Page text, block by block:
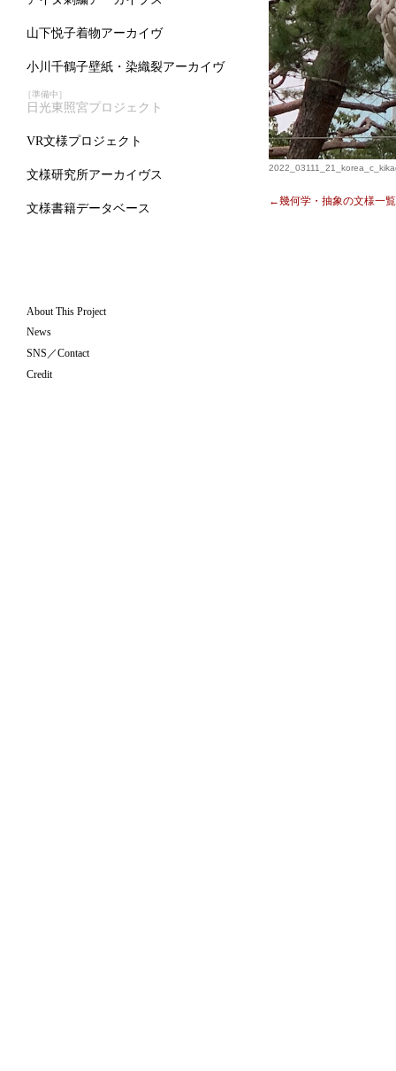
山下悦子着物アーカイヴ
小川千鶴子壁紙・染織裂アーカイヴ
［準備中］
日光東照宮プロジェクト
VR文様プロジェクト
文様研究所アーカイヴス
文様書籍データベース
About This Project
News
SNS／Contact
Credit
←幾何学・抽象の文様一